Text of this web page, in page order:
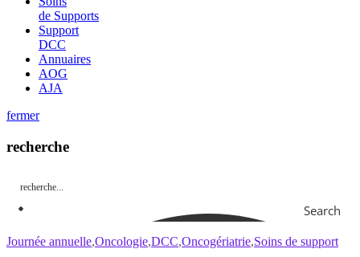
de Supports
Support
DCC
Annuaires
AOG
AJA
fermer
recherche
Search
Journée annuelle Oncologie DCC Oncogériatrie Soins de support